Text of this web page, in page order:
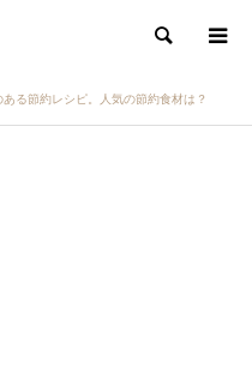
検索
る節約レシピ。人気の節約食材は？